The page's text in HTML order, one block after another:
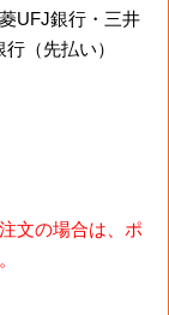
UFJ銀行・三井
（先払い）
文の場合は、ポ